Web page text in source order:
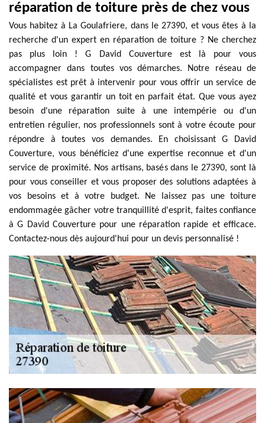
réparation de toiture près de chez vous
Vous habitez à La Goulafriere, dans le 27390, et vous êtes à la
recherche d'un expert en réparation de toiture ? Ne cherchez
pas plus loin ! G David Couverture est là pour vous
accompagner dans toutes vos démarches. Notre réseau de
spécialistes est prêt à intervenir pour vous offrir un service de
qualité et vous garantir un toit en parfait état. Que vous ayez
besoin d'une réparation suite à une intempérie ou d'un
entretien régulier, nos professionnels sont à votre écoute pour
répondre à toutes vos demandes. En choisissant G David
Couverture, vous bénéficiez d'une expertise reconnue et d'un
service de proximité. Nos artisans, basés dans le 27390, sont là
pour vous conseiller et vous proposer des solutions adaptées à
vos besoins et à votre budget. Ne laissez pas une toiture
endommagée gâcher votre tranquillité d'esprit, faites confiance
à G David Couverture pour une réparation rapide et efficace.
Contactez-nous dès aujourd'hui pour un devis personnalisé !